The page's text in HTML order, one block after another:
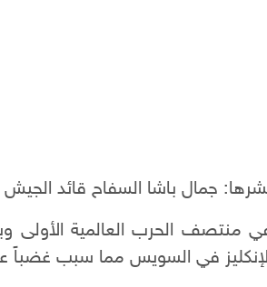
جمال باشا السفاح قائد الجيش
منتصف الحرب العالمية الأولى
في السويس مما سبب غضباً